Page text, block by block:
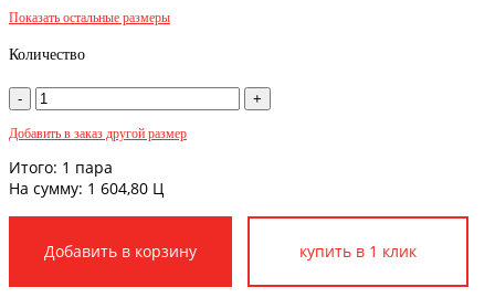
Показать остальные размеры
Количество
Добавить в заказ другой размер
Итого: 1 пара
На сумму: 1 604,80 Ц
купить в 1 клик